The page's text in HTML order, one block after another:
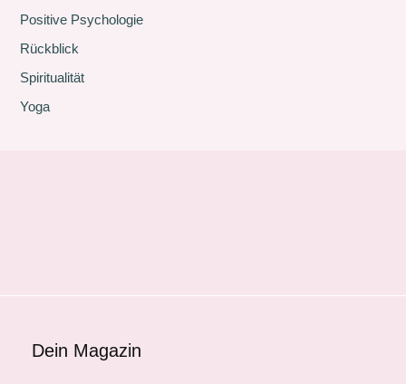
Positive Psychologie
Rückblick
Spiritualität
Yoga
Dein Magazin